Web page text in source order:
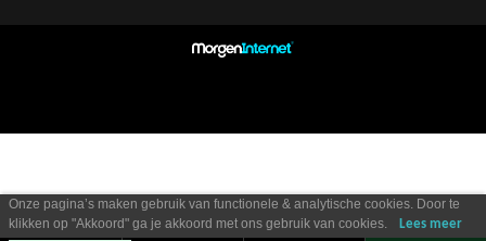
Onze pagina’s maken gebruik van functionele & analytische cookies. Door te
klikken op "Akkoord" ga je akkoord met ons gebruik van cookies.
Lees meer